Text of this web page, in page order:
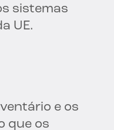
sistemas
UE.
e os
que os